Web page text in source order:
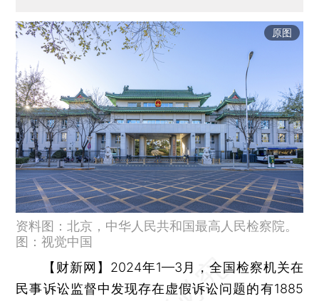
原图
资料图：北京，中华人民共和国最高人民检察院。
图：视觉中国
【财新网】 2024年1—3月，全国检察机关在
民事诉讼监督中发现存在虚假诉讼问题的有1885